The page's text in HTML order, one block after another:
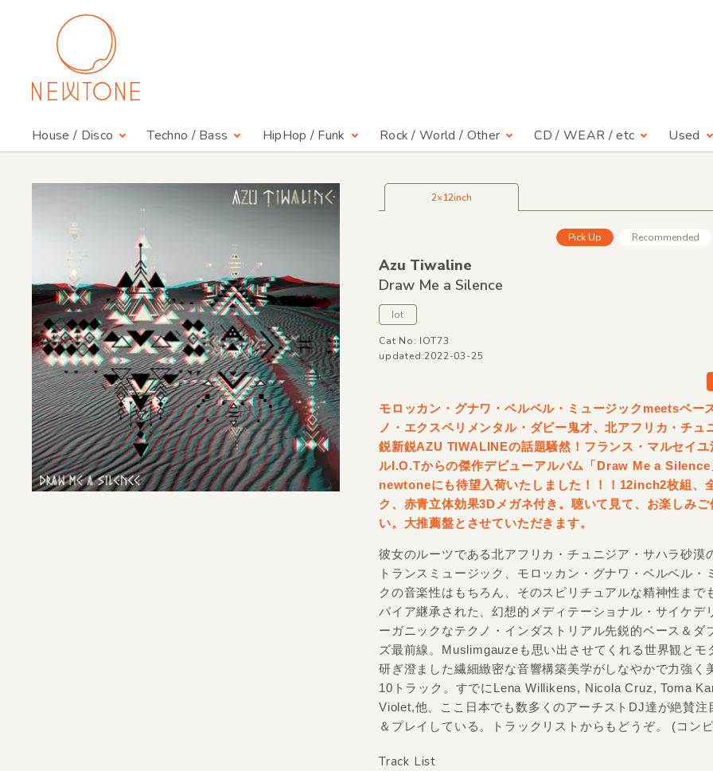
House / Disco Techno / Bass HipHop / Funk Rock / World / Other CD / WEAR / etc Used
2×12inch
Pick Up Recommended
Azu Tiwaline
Draw Me a Silence
Iot
Cat No: IOT73
updated:2022-03-25
モロッカン・グナワ・ベルベル・ミュージックmeetsベー
ノ・エクスペリメンタル・ダビー鬼才、北アフリカ・チュ
鋭新鋭AZU TIWALINEの話題騒然！フランス・マルセイユ
ルI.O.Tからの傑作デビューアルバム「Draw Me a Silence
newtoneにも待望入荷いたしました！！！12inch2枚組、
ク、赤青立体効果3Dメガネ付き。聴いて見て、お楽しみ
い。大推薦盤とさせていただきます。
彼女のルーツである北アフリカ・チュニジア・サハラ砂漠
トランスミュージック、モロッカン・グナワ・ベルベル・
クの音楽性はもちろん、そのスピリチュアルな精神性まで
パイア継承された、幻想的メディテーショナル・サイケデ
ーガニックなテクノ・インダストリアル先鋭的ベース＆ダ
ズ最前線。Muslimgauzeも思い出させてくれる世界観とモ
研ぎ澄ました繊細緻密な音響構築美学がしなやかで力強く
10トラック。すでにLena Willikens, Nicola Cruz, Toma
Violet,他、ここ日本でも数多くのアーチストDJ達が絶賛注
＆プレイしている。トラックリストからもどうぞ。 (コン
Track List